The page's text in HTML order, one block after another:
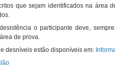
que sejam identificados na área
o participante deve,
de prova.
desníveis estão disponíveis em: